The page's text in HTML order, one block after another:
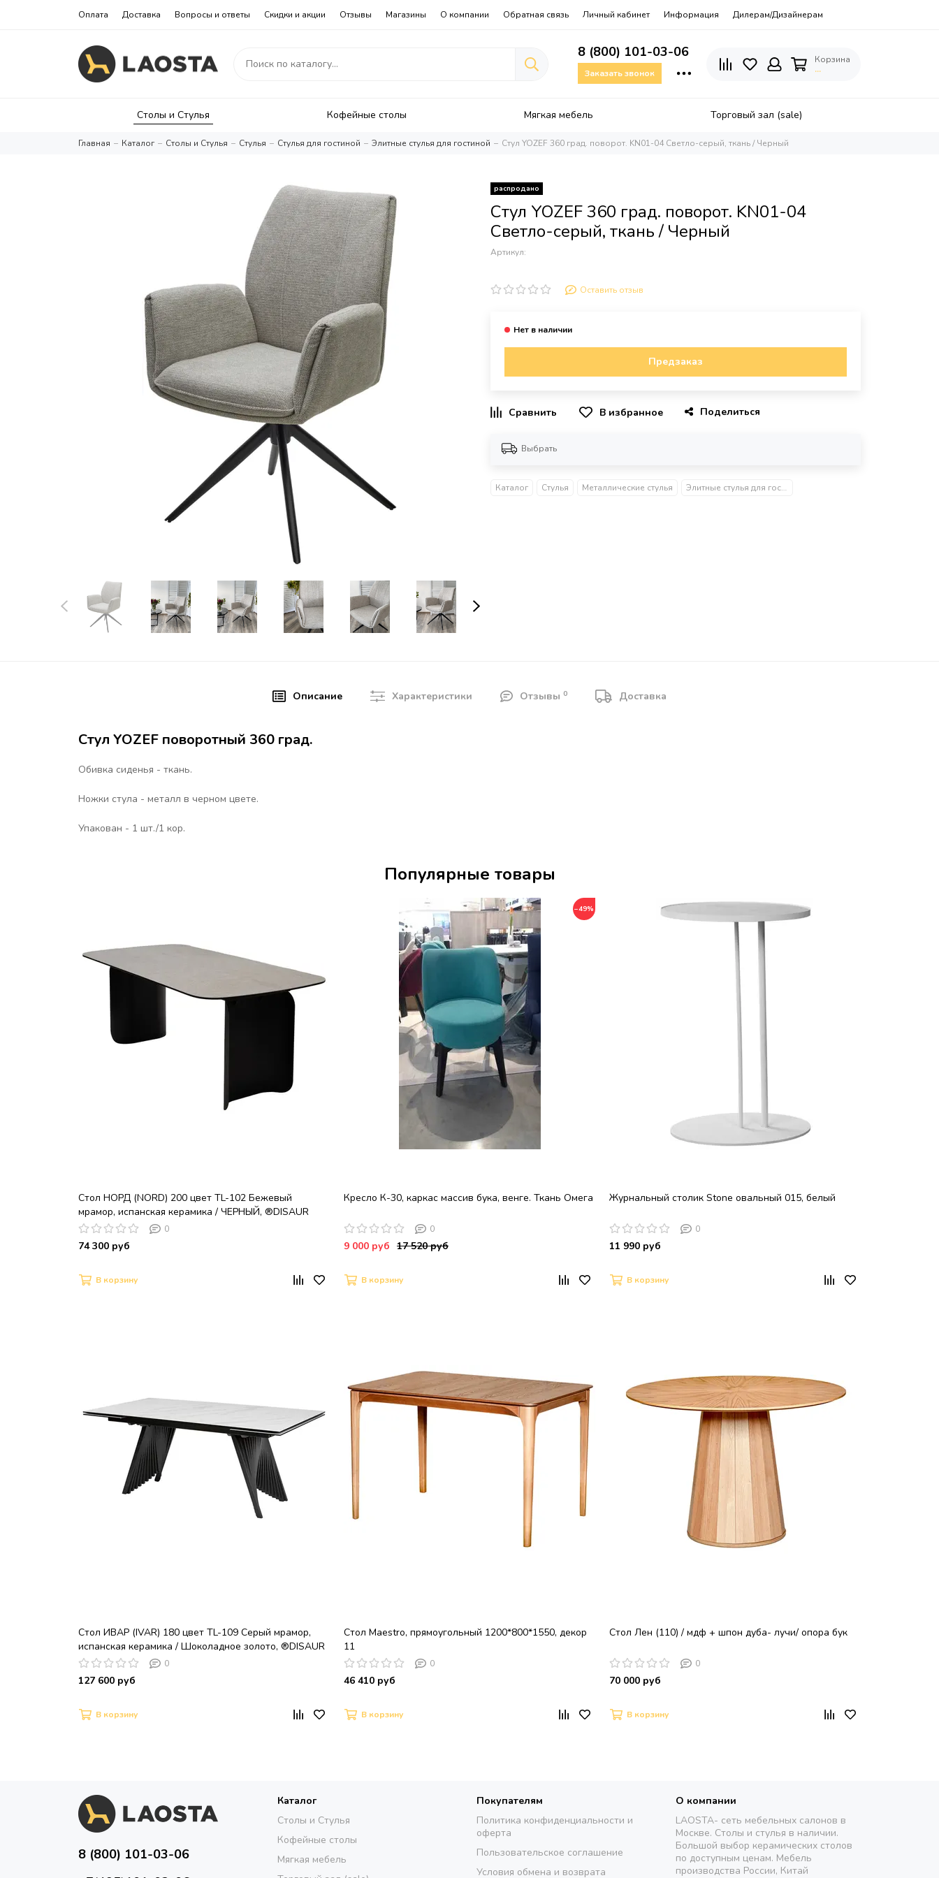
Оплата Доставка Вопросы и ответы Скидки и акции Отзывы Магазины О компании Обратная связь Личный кабинет Информация Дилерам/Дизайнерам
8 (800) 101-03-06
Заказать звонок
Корзина
…
Столы и Стулья Кофейные столы Мягкая мебель Торговый зал (sale)
Главная Каталог Столы и Стулья Стулья Стулья для гостиной Элитные стулья для гостиной Стул YOZEF 360 град. поворот. KN01-04 Светло-серый, ткань / Черный
распродано
Стул YOZEF 360 град. поворот. KN01-04
Светло-серый, ткань / Черный
Артикул:
Оставить отзыв
Предзаказ
В избранное Поделиться
Выбрать
Каталог Стулья Металлические стулья Элитные стулья для гостиной
Описание Характеристики Отзывы 0 Доставка
Стул YOZEF поворотный 360 град.
Обивка сиденья - ткань.
Ножки стула - металл в черном цвете.
Упакован - 1 шт./1 кор.
Популярные товары
Стол НОРД (NORD) 200 цвет TL-102 Бежевый
мрамор, испанская керамика / ЧЕРНЫЙ, ®DISAUR
0
74 300 руб
В корзину
−49%
Кресло К-30, каркас массив бука, венге. Ткань Омега
0
9 000 руб 17 520 руб
В корзину
Журнальный столик Stone овальный 015, белый
0
11 990 руб
В корзину
Стол ИВАР (IVAR) 180 цвет TL-109 Серый мрамор,
испанская керамика / Шоколадное золото, ®DISAUR
0
127 600 руб
В корзину
Стол Maestro, прямоугольный 1200*800*1550, декор
11
0
46 410 руб
В корзину
Стол Лен (110) / мдф + шпон дуба- лучи/ опора бук
0
70 000 руб
В корзину
8 (800) 101-03-06
Каталог
Столы и Стулья
Кофейные столы
Мягкая мебель
Покупателям
Политика конфиденциальности и
оферта
Пользовательское соглашение
Условия обмена и возврата
О компании
LAOSTA- сеть мебельных салонов в
Москве. Столы и стулья в наличии.
Большой выбор керамических столов
по доступным ценам. Мебель
производства России, Китай